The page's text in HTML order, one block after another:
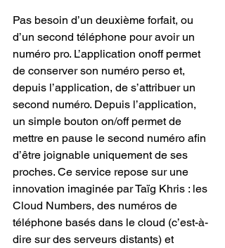
Pas besoin d’un deuxième forfait, ou
d’un second téléphone pour avoir un
numéro pro. L’application onoff permet
de conserver son numéro perso et,
depuis l’application, de s’attribuer un
second numéro. Depuis l’application,
un simple bouton on/off permet de
mettre en pause le second numéro afin
d’être joignable uniquement de ses
proches. Ce service repose sur une
innovation imaginée par Taïg Khris : les
Cloud Numbers, des numéros de
téléphone basés dans le cloud (c’est-à-
dire sur des serveurs distants) et